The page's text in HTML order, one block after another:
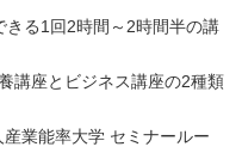
る1回2時間～2時間半の講
とビジネス講座の2種類
業能率大学 セミナールー